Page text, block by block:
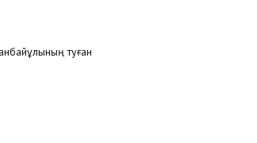
туған